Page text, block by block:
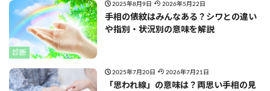
診断
2025年8月9日 2026年5月22日
手相の俵紋はみんなある？シワとの違い
や指別・状況別の意味を解説
2025年7月20日 2026年7月21日
「思われ線」の意味は？両思い手相の見